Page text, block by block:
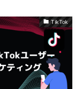
TikTok